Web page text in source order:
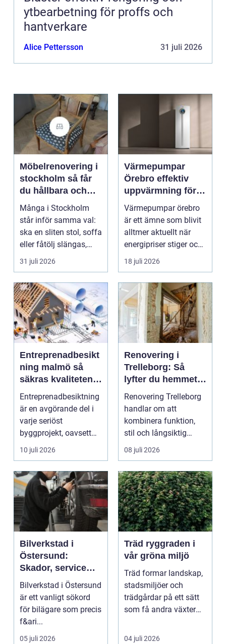
ytbearbetning för proffs och
hantverkare
Alice Pettersson 31 juli 2026
Möbelrenovering i
stockholm så får
du hållbara och
vackra möbler
Många i Stockholm
står inför samma val:
ska en sliten stol, soffa
eller fåtölj slängas,
säljas billi...
31 juli 2026
Värmepumpar
Örebro effektiv
uppvärmning för
hus och
fastigheter
Värmepumpar örebro
är ett ämne som blivit
alltmer aktuellt när
energipriser stiger och
fler vill sän...
18 juli 2026
Entreprenadbesikt
ning malmö så
säkras kvaliteten i
byggprojekt
Entreprenadbesiktning
är en avgörande del i
varje seriöst
byggprojekt, oavsett
om det handlar om en
10 juli 2026
Renovering i
Trelleborg: Så
lyfter du hemmet
på ett smart sätt
Renovering Trelleborg
handlar om att
kombinera funktion,
stil och långsiktig
ekonomi i samma p...
08 juli 2026
Bilverkstad i
Östersund:
Skador, service
och smarta val för
din bil
Bilverkstad i Östersund
är ett vanligt sökord
för bilägare som precis
f&ari...
05 juli 2026
Träd ryggraden i
vår gröna miljö
Träd formar landskap,
stadsmiljöer och
trädgårdar på ett sätt
som få andra växter
04 juli 2026